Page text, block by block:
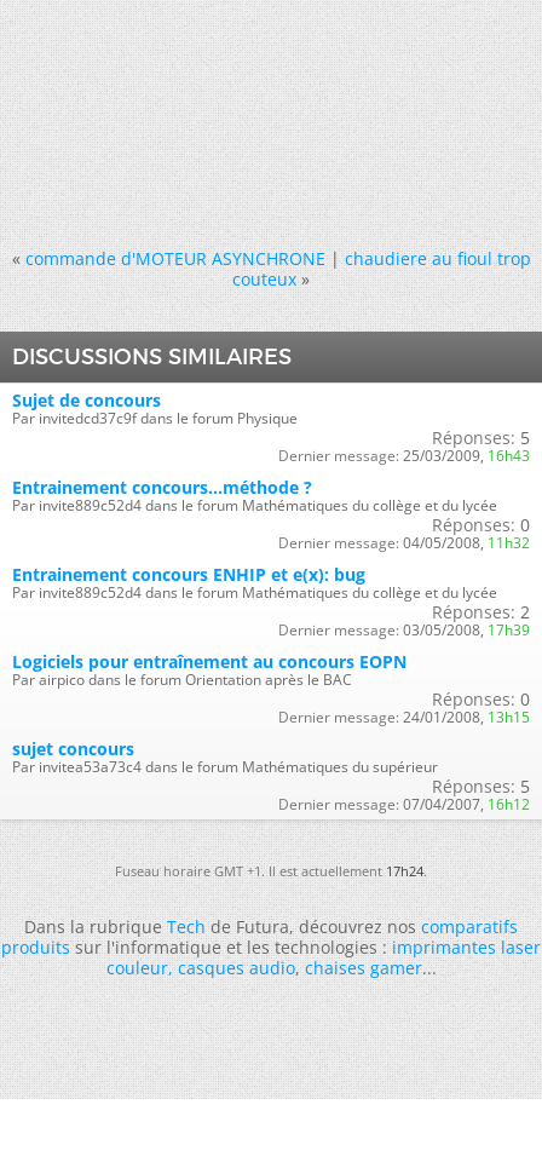
« commande d'MOTEUR ASYNCHRONE|chaudiere au fioul trop
couteux »
DISCUSSIONS SIMILAIRES
Sujet de concours
Par invitedcd37c9f dans le forum Physique
Réponses: 5
Dernier message: 25/03/2009, 16h43
Entrainement concours...méthode ?
Par invite889c52d4 dans le forum Mathématiques du collège et du lycée
Réponses: 0
Dernier message: 04/05/2008, 11h32
Entrainement concours ENHIP et e(x): bug
Par invite889c52d4 dans le forum Mathématiques du collège et du lycée
Réponses: 2
Dernier message: 03/05/2008, 17h39
Logiciels pour entraînement au concours EOPN
Par airpico dans le forum Orientation après le BAC
Réponses: 0
Dernier message: 24/01/2008, 13h15
sujet concours
Par invitea53a73c4 dans le forum Mathématiques du supérieur
Réponses: 5
Dernier message: 07/04/2007, 16h12
Fuseau horaire GMT +1. Il est actuellement17h24.
Dans la rubriqueTechde Futura, découvrez noscomparatifs
produitssur l'informatique et les technologies :imprimantes laser
couleur,casques audio,chaises gamer...